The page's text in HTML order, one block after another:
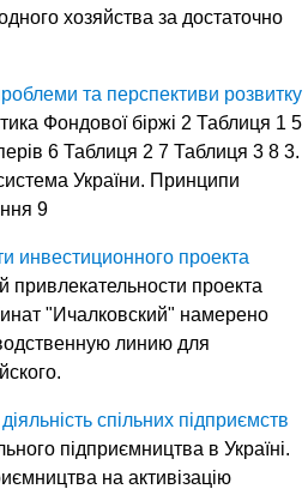
хозяйства за достаточно
та перспективи розвитку
Фондової біржі 2 Таблиця 1 5
6 Таблиця 2 7 Таблиця 3 8 3.
України. Принципи
9
инвестиционного проекта
проекта
"Ичалковский" намерено
линию для
спільних підприємств
підприємництва в Україні.
на активізацію